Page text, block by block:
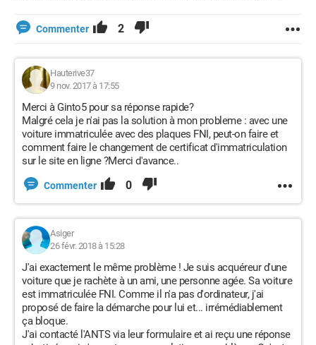
Commenter 2
Hauterive37
9 nov. 2017 à 17:55
Merci à Ginto5 pour sa réponse rapide?
Malgré cela je n'ai pas la solution à mon probleme : avec une
voiture immatriculée avec des plaques FNI, peut-on faire et
comment faire le changement de certificat d'immatriculation
sur le site en ligne ?Merci d'avance..
Commenter 0
Asiger
26 févr. 2018 à 15:28
J'ai exactement le même problème ! Je suis acquéreur d'une
voiture que je rachète à un ami, une personne agée. Sa voiture
est immatriculée FNI. Comme il n'a pas d'ordinateur, j'ai
proposé de faire la démarche pour lui et... irrémédiablement
ça bloque.
J'ai contacté l'ANTS via leur formulaire et ai reçu une réponse